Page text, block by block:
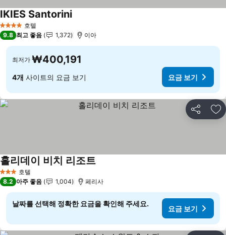
4 성급 호텔
IKIES Santorini
9.8 최고 좋음 1,372 이아
최저가 ₩400,191
4개 사이트의 요금 보기 요금 보기
공유 즐
3 성급 호텔
홀리데이 비치 리조트
8.2 아주 좋음 1,004 페리사
날짜를 선택해 정확한 요금을 확인해 주세요.
요금 보기